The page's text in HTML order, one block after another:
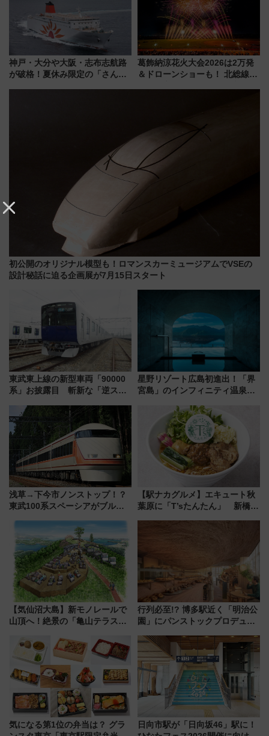
神戸・大分や大阪・志布志航路
が破格！夏休み限定の「さんふ
葛飾納涼花火大会2026は2万発
＆ドローンショーも！ 北総線を
初公開のオリジナル模型も！ロマンスカーミュージアムでVSEの
設計秘話に迫る企画展が7月15日スタート
東武東上線の新型車両「90000
系」お披露目 斬新な「逆スラ
放的な車内空間に注目、デビュ
ーは9月
星野リゾート広島初進出！「界
宮島」のインフィニティ温泉と
宿泊料金・アクセスは？（2026
年7月23日開業）
浅草→下今市ノンストップ！？
東武100系スペーシアがブルー
ー当時の停車駅」を再現 運転
時刻や特急券の買い方を紹介
【駅ナカグルメ】エキュート秋
葉原に「T’sたんたん」 新橋に
【2026年8月】
【気仙沼大島】新モノレールで
山頂へ！絶景の「亀山テラス
暇村のお得な日帰りプランも登
行列必至!? 博多駅近く「明治公
園」にパンストックプロデュー
オープン 秋からはビストロ営業
も！
気になる第1位の弁当は？ グラ
日向市駅が「日向坂46」駅に！